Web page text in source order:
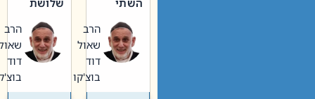
וערב של
חיינו
הרב
שאול
דוד
בוצ'קו
האבות
הרב
שאול
דוד
בוצ'קו